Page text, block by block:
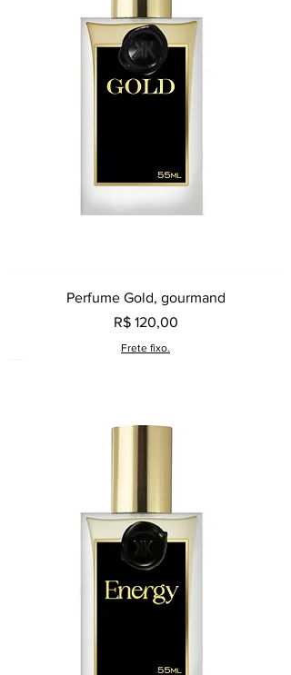
Perfume Gold, gourmand
Preço
R$ 120,00
Frete fixo.